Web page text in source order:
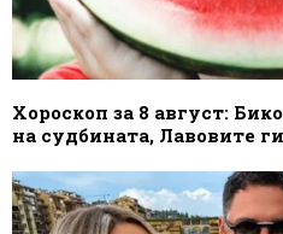
Хороскоп за 8 август:
на судбината, Лавовите